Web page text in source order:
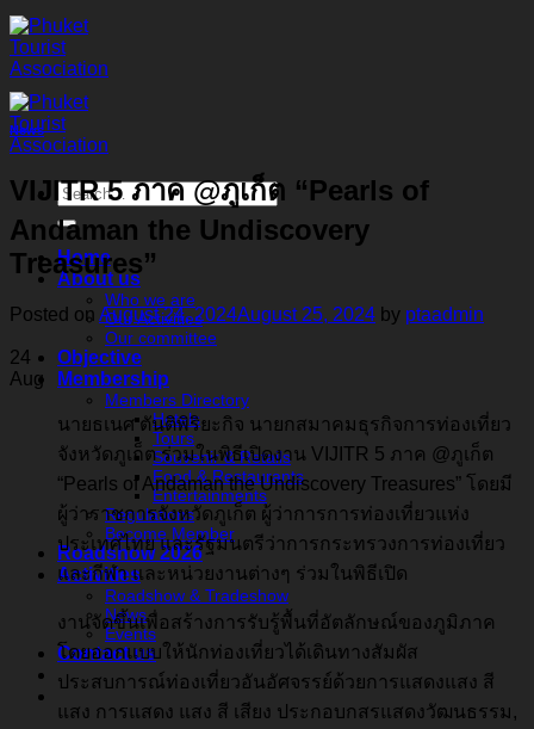
Skip
to
content
Home
About us
Who we are
Our Activities
Our committee
Objective
Membership
Members Directory
Hotels
Tours
Souvenir & Retails
Food & Restaurants
Entertainments
Regulations
Become Member
Roadshow 2026
Activities
Roadshow & Tradeshow
News
Events
Contact us
News
VIJITR 5 ภาค @ภูเก็ต “Pearls of
Andaman the Undiscovery
Treasures”
Posted on August 24, 2024August 25, 2024 by ptaadmin
24
Aug
นายธเนศ ตันติพิริยะกิจ นายกสมาคมธุรกิจการท่องเที่ยว
จังหวัดภูเก็ต ร่วมในพิธีเปิดงาน VIJITR 5 ภาค @ภูเก็ต
“Pearls of Andaman the Undiscovery Treasures” โดยมี
ผู้ว่าราชการจังหวัดภูเก็ต ผู้ว่าการการท่องเที่ยวแห่ง
ประเทศไทย และรัฐมนตรีว่าการกระทรวงการท่องเที่ยว
และกีฬา และหน่วยงานต่างๆ ร่วมในพิธีเปิด
งานจัดขึ้นเพื่อสร้างการรับรู้พื้นที่อัตลักษณ์ของภูมิภาค
โดยออกแบบให้นักท่องเที่ยวได้เดินทางสัมผัส
ประสบการณ์ท่องเที่ยวอันอัศจรรย์ด้วยการแสดงแสง สี
แสง การแสดง แสง สี เสียง ประกอบกสรแสดงวัฒนธรรม,